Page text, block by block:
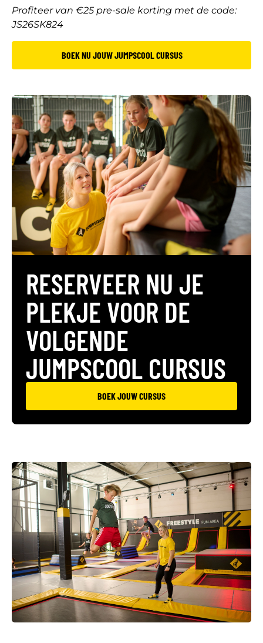
Profiteer van €25 pre-sale korting met de code:
JS26SK824
BOEK NU JOUW JUMPSCOOL CURSUS
RESERVEER NU JE
PLEKJE VOOR DE
VOLGENDE
JUMPSCOOL CURSUS
BOEK JOUW CURSUS